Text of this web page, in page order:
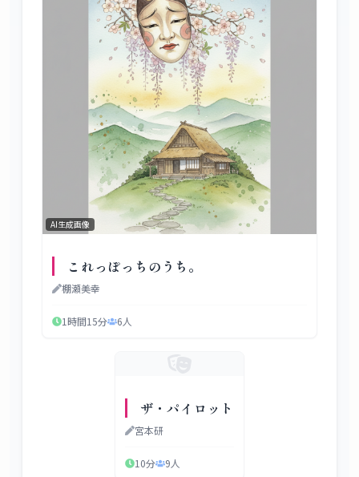
AI生成画像
これっぽっちのうち。
棚瀬美幸
1時間15分 6人
ザ・パイロット
宮本研
10分 9人